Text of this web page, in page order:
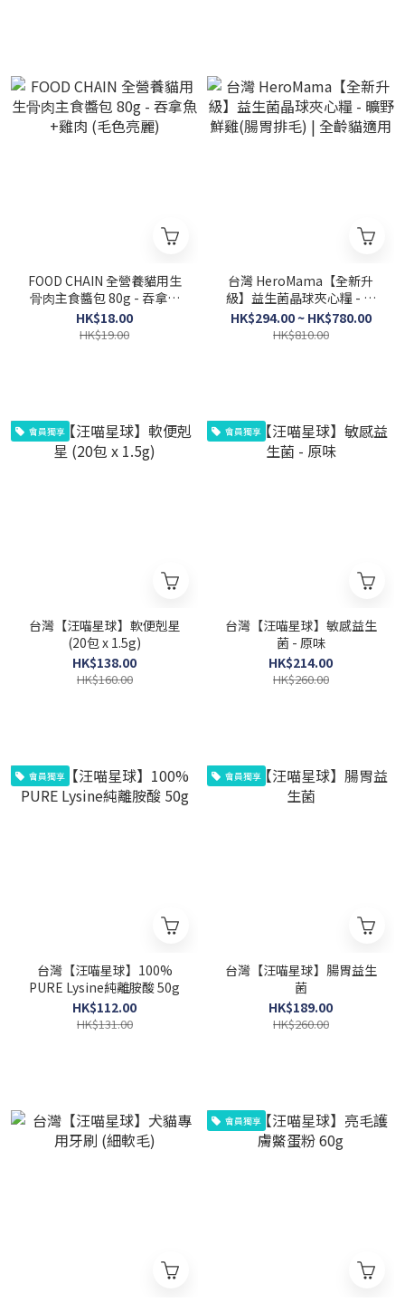
FOOD CHAIN 全營養貓⽤⽣
⾻⾁主食醬包 80g - 吞拿魚
+雞肉 (毛色亮麗)
HK$18.00
HK$19.00
台灣 HeroMama【全新升
級】益生菌晶球夾心糧 - 曠
野鮮雞(腸胃排毛) | 全齡貓適
用
HK$294.00 ~ HK$780.00
HK$810.00
會員獨享
台灣【汪喵星球】軟便剋星
(20包 x 1.5g)
HK$138.00
HK$160.00
會員獨享
台灣【汪喵星球】敏感益生
菌 - 原味
HK$214.00
HK$260.00
會員獨享
台灣【汪喵星球】100%
PURE Lysine純離胺酸 50g
HK$112.00
HK$131.00
會員獨享
台灣【汪喵星球】腸胃益生
菌
HK$189.00
HK$260.00
會員獨享